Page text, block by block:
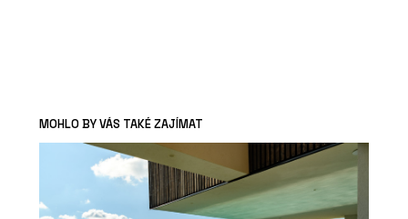
MOHLO BY VÁS TAKÉ ZAJÍMAT